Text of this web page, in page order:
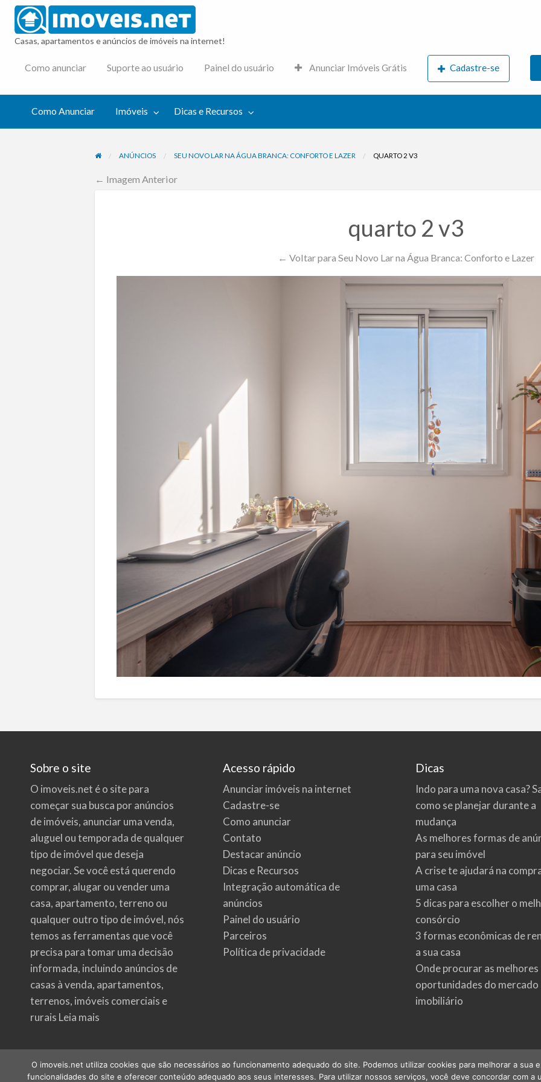
Casas, apartamentos e anúncios de imóveis na internet!
Como anunciar Suporte ao usuário Painel do usuário Anunciar Imóveis Grátis Cadastre-se
Como Anunciar Imóveis Dicas e Recursos
ANÚNCIOS SEU NOVO LAR NA ÁGUA BRANCA: CONFORTO E LAZER QUARTO 2 V3
← Imagem Anterior
quarto 2 v3
← Voltar para Seu Novo Lar na Água Branca: Conforto e Lazer
Sobre o site
O imoveis.net é o site para
começar sua busca poranúncios
de imóveis, anunciar uma venda,
aluguel ou temporada de qualquer
tipo de imóvel que deseja
negociar. Se você está querendo
comprar, alugar ou vender uma
casa, apartamento, terreno ou
qualquer outro tipo de imóvel, nós
temos as ferramentas que você
precisa para tomar uma decisão
informada, incluindo anúncios de
casas à venda, apartamentos,
terrenos, imóveis comerciais e
rurais Leia mais
Acesso rápido
Anunciar imóveis na internet
Cadastre-se
Como anunciar
Contato
Destacar anúncio
Dicas e Recursos
Integração automática de
anúncios
Painel do usuário
Parceiros
Política de privacidade
Dicas
Indo para uma nova casa?
como se planejar durante a
mudança
As melhores formas de
para seu imóvel
A crise te ajudará na
uma casa
5 dicas para escolher o
consórcio
3 formas econômicas de
a sua casa
Onde procurar as melhores
oportunidades do mercado
imobiliário
©2026imoveis.net| Todos os direitos reservados.
O imoveis.net utiliza cookies que são necessários ao funcionamento adequado do site. Podemos utilizar cookies para melhorar a
funcionalidades do site e oferecer conteúdo adequado aos seus interesses. Para utilizar nossos serviços, você deve concordar com a